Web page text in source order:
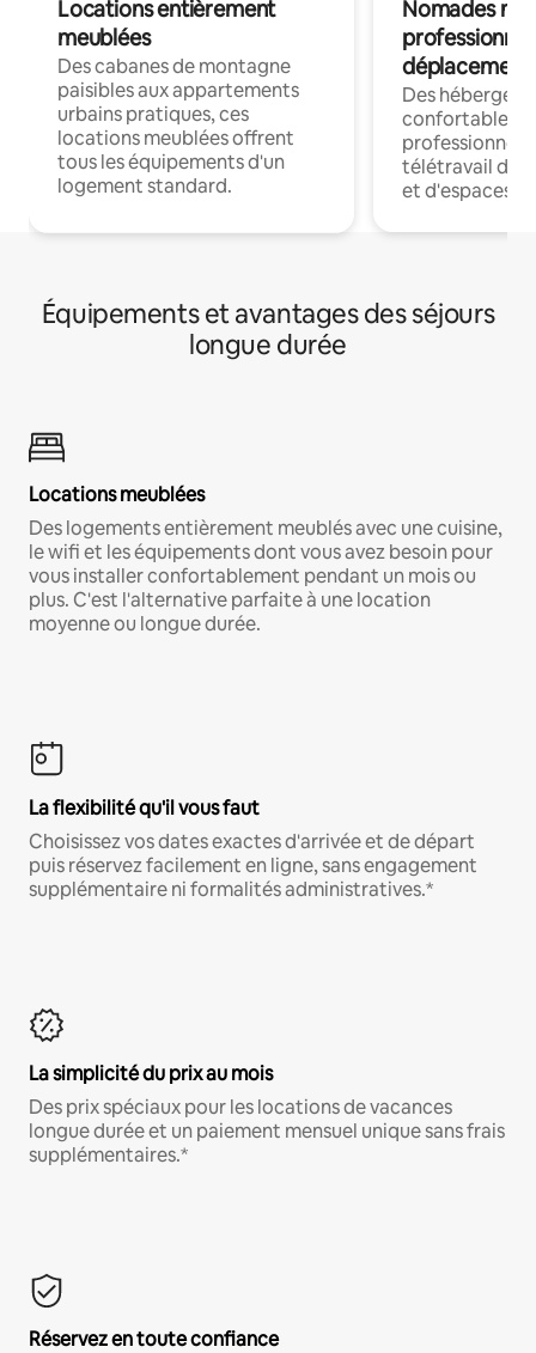
Locations entièrement
meublées
Des cabanes de montagne
paisibles aux appartements
urbains pratiques, ces
locations meublées offrent
tous les équipements d'un
logement standard.
Nomades
déplacement
Des
confortables
professionnels
télétravail
et d'espaces
Équipements et avantages des séjours
longue durée
Locations meublées
Des logements entièrement meublés avec une cuisine,
le wifi et les équipements dont vous avez besoin pour
vous installer confortablement pendant un mois ou
plus. C'est l'alternative parfaite à une location
moyenne ou longue durée.
La flexibilité qu'il vous faut
Choisissez vos dates exactes d'arrivée et de départ
puis réservez facilement en ligne, sans engagement
supplémentaire ni formalités administratives.*
La simplicité du prix au mois
Des prix spéciaux pour les locations de vacances
longue durée et un paiement mensuel unique sans frais
supplémentaires.*
Réservez en toute confiance